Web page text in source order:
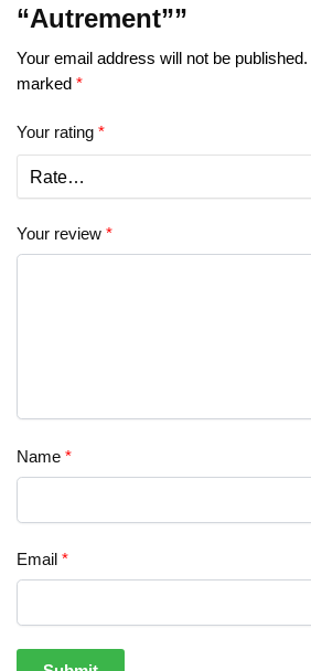
“Autrement””
Your email address will not be published.
marked *
Your rating *
Your review *
Name *
Email *